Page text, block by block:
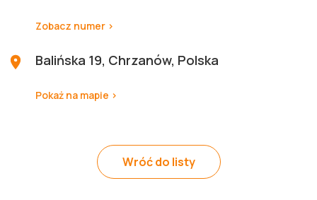
Zobacz numer >
Balińska 19, Chrzanów, Polska
Pokaż na mapie >
Wróć do listy